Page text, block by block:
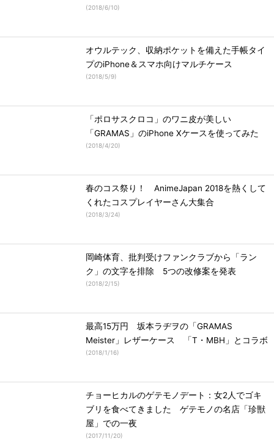
(2018/6/10)
オウルテック、収納ポケットを備えた手帳タイ
プのiPhone＆スマホ向けマルチケース
(2018/5/9)
「ポロサスクロコ」のワニ皮が美しい
「GRAMAS」のiPhone Xケースを使ってみた
(2018/4/20)
春のコス祭り！ AnimeJapan 2018を熱くして
くれたコスプレイヤーさん大集合
(2018/3/24)
岡崎体育、批判受けファンクラブから「ラン
ク」の文字を排除 5つの改修案を発表
(2018/2/15)
最高15万円 坂本ラヂヲの「GRAMAS
Meister」レザーケース 「T・MBH」とコラボ
(2018/1/16)
チョーヒカルのゲテモノデート：女2人でゴキ
ブリを食べてきました ゲテモノの名店「珍獣
屋」での一夜
(2017/11/20)